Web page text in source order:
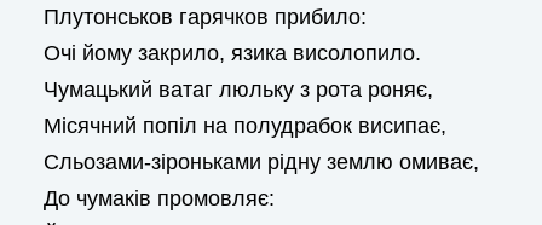
Плутонськов гарячков прибило:
Очі йому закрило, язика висолопило.
Чумацький ватаг люльку з рота роняє,
Місячний попіл на полудрабок висипає,
Сльозами-зіроньками рідну землю омиває,
До чумаків промовляє: